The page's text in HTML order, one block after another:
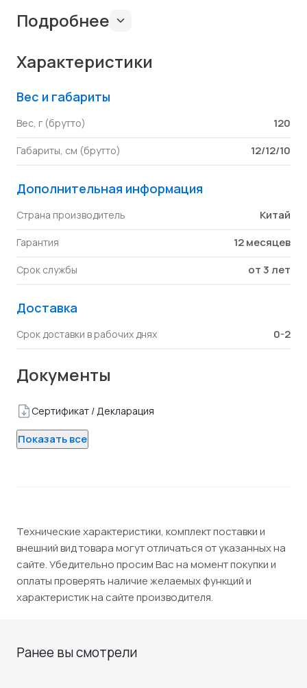
Подробнее
Характеристики
Вес и габариты
Вес, г (брутто) 120
Габариты, см (брутто) 12/12/10
Дополнительная информация
Страна производитель Китай
Гарантия 12 месяцев
Срок службы от 3 лет
Доставка
Срок доставки в рабочих днях 0-2
Документы
Сертификат / Декларация
Показать все
Технические характеристики, комплект поставки и
внешний вид товара могут отличаться от указанных на
сайте. Убедительно просим Вас на момент покупки и
оплаты проверять наличие желаемых функций и
характеристик на сайте производителя.
Ранее вы смотрели